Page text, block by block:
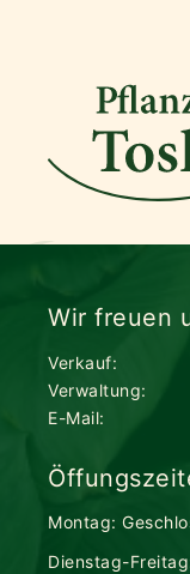
Wir freuen
Verkauf:
Verwaltung:
E-Mail:
Montag:
Dienstag-